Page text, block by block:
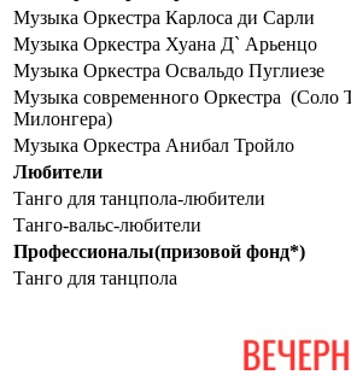
Музыка Оркестра Карлоса ди Сарли
Музыка Оркестра Хуана Д` Арьенцо
Музыка Оркестра Освальдо Пуглиезе
Музыка современного Оркестра (Соло
Милонгера)
Музыка Оркестра Анибал Тройло
Любители
Танго для танцпола-любители
Танго-вальс-любители
Профессионалы(призовой фонд*)
Танго для танцпола